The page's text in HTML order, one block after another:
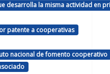
desarrolla la misma actividad en
patente a cooperativas
nacional de fomento cooperativo